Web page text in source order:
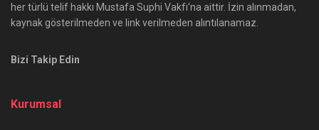
her türlü telif hakkı Mustafa Suphi Vakfı'na aittir. İzin alınmadan,
kaynak gösterilmeden ve link verilmeden alıntılanamaz.
Bizi Takip Edin
Kurumsal